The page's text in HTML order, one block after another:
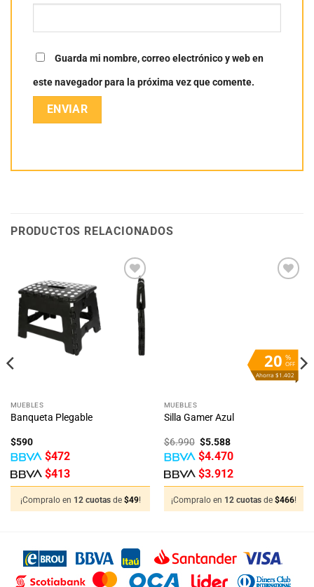
Guarda mi nombre, correo electrónico y web en
este navegador para la próxima vez que comente.
PRODUCTOS RELACIONADOS
MUEBLES
Banqueta Plegable
$590
$472
$413
¡Compralo en 12 cuotas de $49!
%
OFF
20
Ahorra $1.402
MUEBLES
Silla Gamer Azul
$6.990 El
precio
original
era:
$6.990.
$5.588El
precio
actual
es:
$5.588.
$4.470
$3.912
¡Compralo en 12 cuotas de $466!